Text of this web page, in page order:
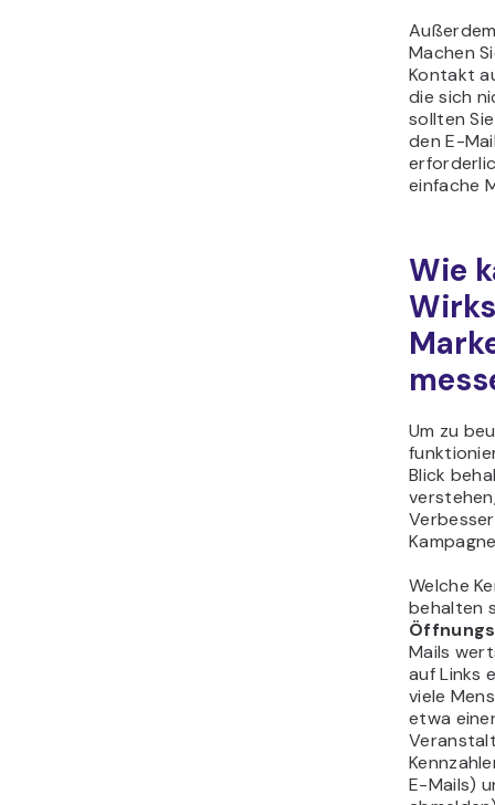
Machen
Kontakt
die sich
sollten
den E-
einfache
Wie
Um zu
Blick
Welche
behalten
Mails
auf Links
viele
etwa
E-Mails)